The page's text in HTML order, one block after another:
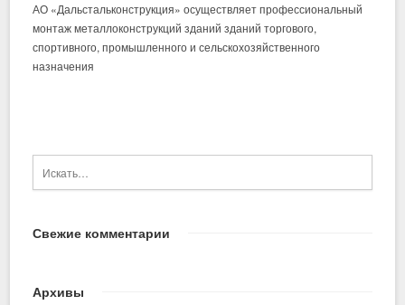
АО «Дальстальконструкция» осуществляет профессиональный
монтаж металлоконструкций зданий зданий торгового,
спортивного, промышленного и сельскохозяйственного
назначения
Свежие комментарии
Архивы